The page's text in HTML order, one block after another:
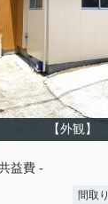
【外観】
益費 -
間取り